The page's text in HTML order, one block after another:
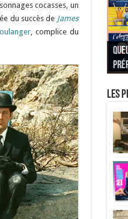
cocasses, un
du succès de James
, complice du
Les